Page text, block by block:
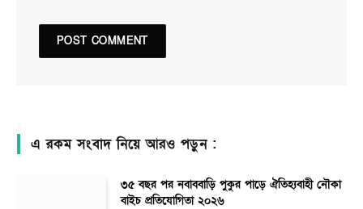
এ রকম সংবাদ নিয়ে আরও পড়ুন :
৩৫ বছর পর নবাববাড়ি পুকুর পাড়ে ঐতিহ্যবাহী নৌকা
বাইচ প্রতিযোগিতা ২০২৬